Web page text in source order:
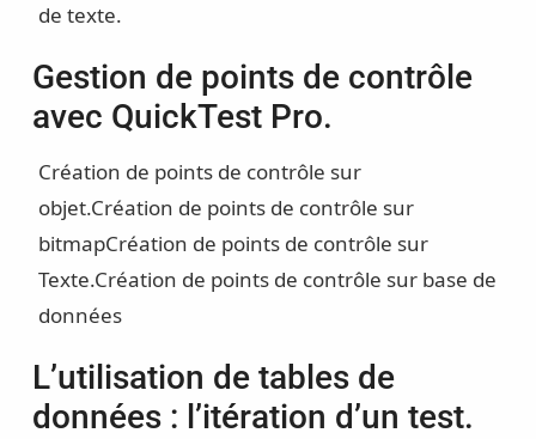
de texte.
Gestion de points de contrôle
avec QuickTest Pro.
Création de points de contrôle sur
objet.Création de points de contrôle sur
bitmapCréation de points de contrôle sur
Texte.Création de points de contrôle sur base de
données
L’utilisation de tables de
données : l’itération d’un test.